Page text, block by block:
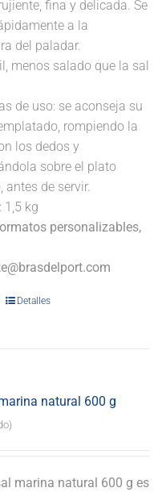
fina y delicada. Se
a la
del paladar.
menos salado que la sal
de uso: se aconseja su
rompiendo la
los dedos y
sobre el plato
antes de servir.
1,5 kg
personalizables,
Detalles
natural 600 g
marina natural 600 g es